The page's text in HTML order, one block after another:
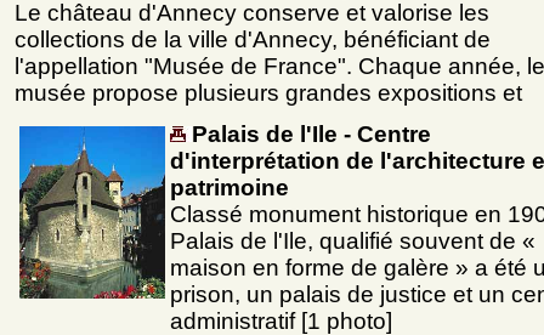
Le château d'Annecy conserve et valorise les
collections de la ville d'Annecy, bénéficiant de
l'appellation "Musée de France". Chaque année, le
musée propose plusieurs grandes expositions et
Palais de l'Ile - Centre
d'interprétation de l'architecture
patrimoine
Classé monument historique en
Palais de l'Ile, qualifié souvent de «
maison en forme de galère » a été
prison, un palais de justice et un
administratif [1 photo]